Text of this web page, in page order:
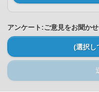
アンケート:ご意見をお聞か
(選択し